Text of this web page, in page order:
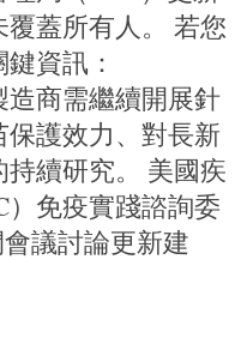
蓋所有人。 若您
資訊：
商需繼續開展針
護效力、對長新
續研究。 美國疾
免疫實踐諮詢委
議討論更新建